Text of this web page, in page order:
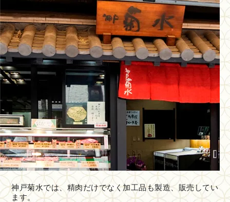
神戸菊水では、精肉だけでなく加工品も製造、販売してい
ます。